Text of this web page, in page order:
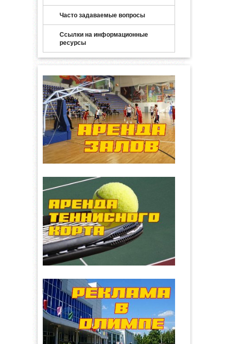
Часто задаваемые вопросы
Ссылки на информационные
ресурсы